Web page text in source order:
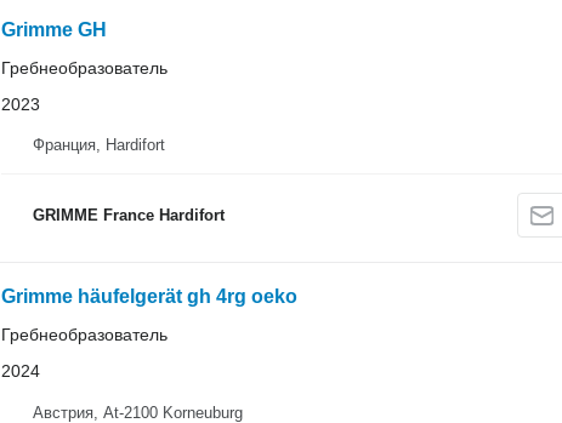
Grimme GH
Гребнеобразователь
2023
Франция, Hardifort
GRIMME France Hardifort
Grimme häufelgerät gh 4rg oeko
Гребнеобразователь
2024
Австрия, At-2100 Korneuburg